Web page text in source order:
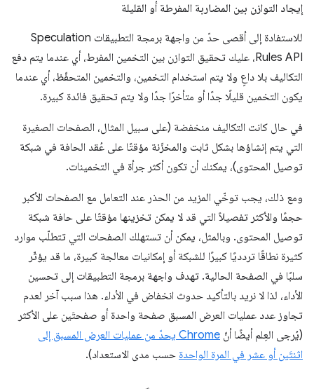
إيجاد التوازن بين المضاربة المفرطة أو القليلة
للاستفادة إلى أقصى حدّ من واجهة برمجة التطبيقات Speculation
Rules API، عليك تحقيق التوازن بين التخمين المفرط، أي عندما يتم دفع
التكاليف بلا داعٍ ولا يتم استخدام التخمين، والتخمين المتحفّظ، أي عندما
يكون التخمين قليلًا جدًا أو متأخرًا جدًا ولا يتم تحقيق فائدة كبيرة.
في حال كانت التكاليف منخفضة (على سبيل المثال، الصفحات الصغيرة
التي يتم إنشاؤها بشكل ثابت والمخزّنة مؤقتًا على عُقد الحافة في شبكة
توصيل المحتوى)، يمكنك أن تكون أكثر جرأة في التخمينات.
ومع ذلك، يجب توخّي المزيد من الحذر عند التعامل مع الصفحات الأكبر
حجمًا والأكثر تفصيلاً التي قد لا يمكن تخزينها مؤقتًا على حافة شبكة
توصيل المحتوى. وبالمثل، يمكن أن تستهلك الصفحات التي تتطلّب موارد
كثيرة نطاقًا تردديًا كبيرًا للشبكة أو إمكانيات معالجة كبيرة، ما قد يؤثّر
سلبًا في الصفحة الحالية. تهدف واجهة برمجة التطبيقات إلى تحسين
الأداء، لذا لا نريد بالتأكيد حدوث انخفاض في الأداء. هذا سبب آخر لعدم
تجاوز عدد عمليات العرض المسبق صفحة واحدة أو صفحتَين على الأكثر
(يُرجى العِلم أيضًا أنّ
Chrome يحدّ من عمليات العرض المسبق إلى
اثنتَين أو عشر في المرة الواحدة حسب مدى الاستعداد).